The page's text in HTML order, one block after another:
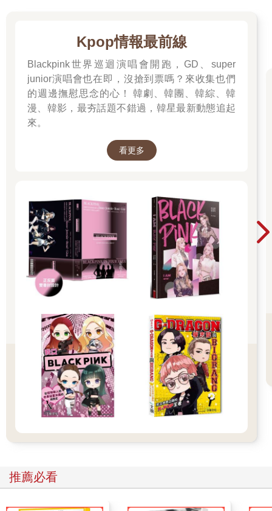
Kpop情報最前線
Blackpink世界巡迴演唱會開跑，GD、super
junior演唱會也在即，沒搶到票嗎？來收集也們
的週邊撫慰思念的心！ 韓劇、韓團、韓綜、韓
漫、韓影，最夯話題不錯過，韓星最新動態追起
來。
看更多
推薦必看